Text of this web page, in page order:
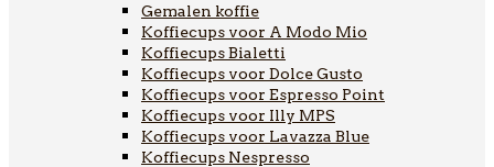
Gemalen koffie
Koffiecups voor A Modo Mio
Koffiecups Bialetti
Koffiecups voor Dolce Gusto
Koffiecups voor Espresso Point
Koffiecups voor Illy MPS
Koffiecups voor Lavazza Blue
Koffiecups Nespresso